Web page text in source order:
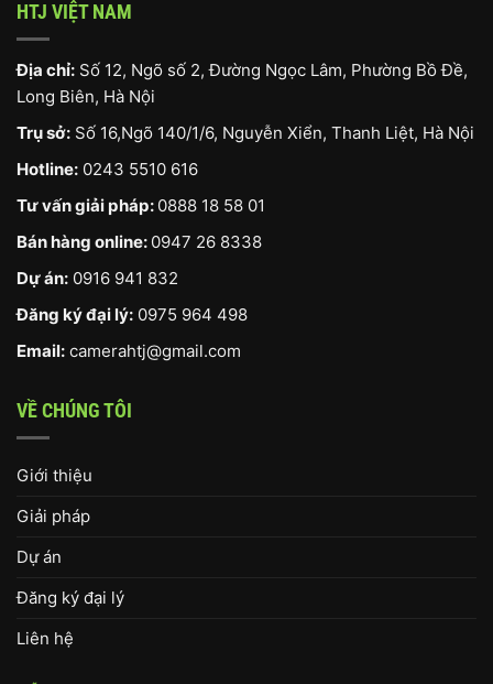
HTJ VIỆT NAM
Địa chỉ: Số 12, Ngõ số 2, Đường Ngọc Lâm, Phường Bồ Đề,
Long Biên, Hà Nội
Trụ sở: Số 16,Ngõ 140/1/6, Nguyễn Xiển, Thanh Liệt, Hà Nội
Hotline: 0243 5510 616
Tư vấn giải pháp: 0888 18 58 01
Bán hàng online: 0947 26 8338
Dự án: 0916 941 832
Đăng ký đại lý: 0975 964 498
Email: camerahtj@gmail.com
VỀ CHÚNG TÔI
Giới thiệu
Giải pháp
Dự án
Đăng ký đại lý
Liên hệ